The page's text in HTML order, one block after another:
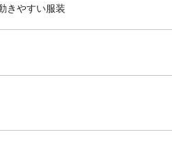
きやすい服装